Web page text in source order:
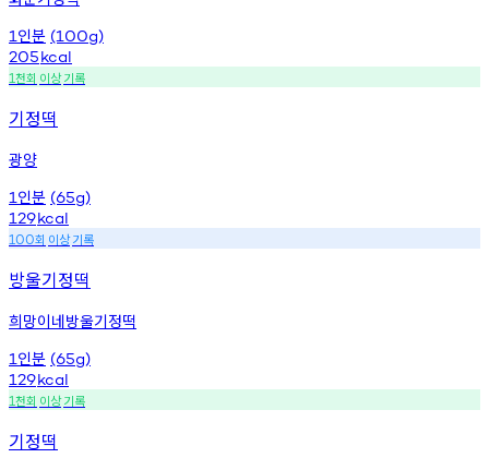
1 인분 (100g)
205kcal
1천회 이상기록
기정떡
광양
1 인분 (65g)
129kcal
100회 이상기록
방울기정떡
희망이네방울기정떡
1 인분 (65g)
129kcal
1천회 이상기록
기정떡